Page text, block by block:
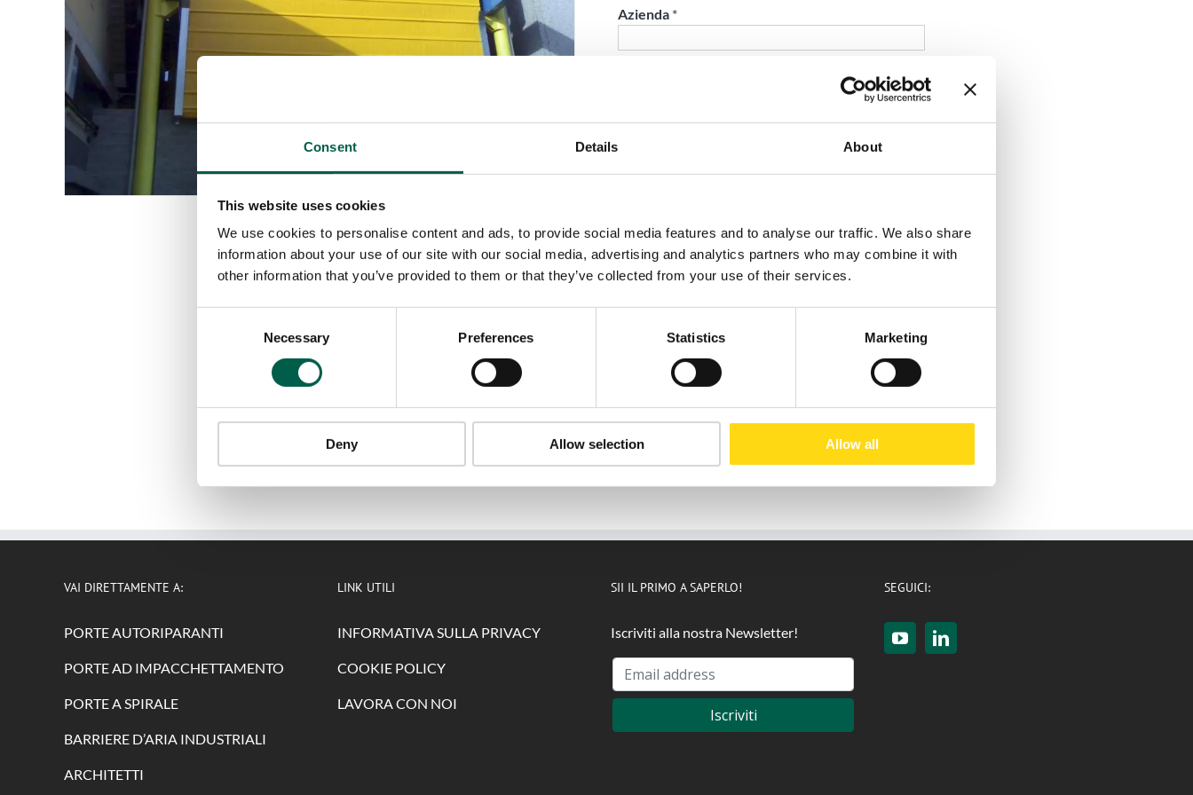
Consent Details About
This website uses cookies
We use cookies to personalise content and ads, to provide social media features and to analyse our traffic. We also share
information about your use of our site with our social media, advertising and analytics partners who may combine it with
other information that you’ve provided to them or that they’ve collected from your use of their services.
Necessary Preferences Statistics Marketing
Deny Allow selection Allow all
Azienda *
Paese*
Ruolo*
Invia
VAI DIRETTAMENTE A:
PORTE AUTORIPARANTI
PORTE AD IMPACCHETTAMENTO
PORTE A SPIRALE
BARRIERE D’ARIA INDUSTRIALI
ARCHITETTI
LINK UTILI
INFORMATIVA SULLA PRIVACY
COOKIE POLICY
LAVORA CON NOI
SII IL PRIMO A SAPERLO!
Iscriviti alla nostra Newsletter!
SEGUICI: